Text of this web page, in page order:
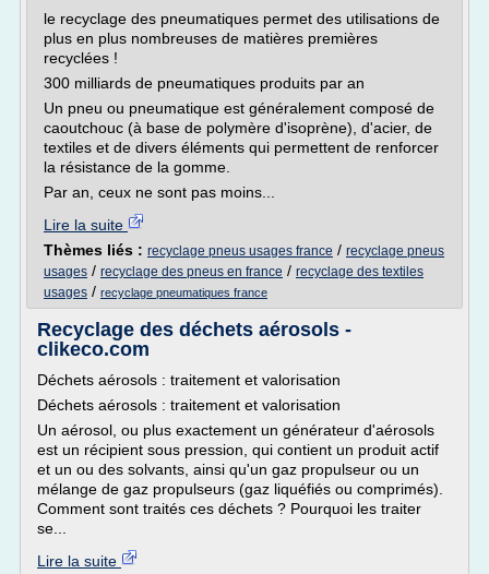
le recyclage des pneumatiques permet des utilisations de
plus en plus nombreuses de matières premières
recyclées !
300 milliards de pneumatiques produits par an
Un pneu ou pneumatique est généralement composé de
caoutchouc (à base de polymère d'isoprène), d'acier, de
textiles et de divers éléments qui permettent de renforcer
la résistance de la gomme.
Par an, ceux ne sont pas moins...
Lire la suite
Thèmes liés : recyclage pneus usages france / recyclage pneus
usages / recyclage des pneus en france / recyclage des textiles
usages / recyclage pneumatiques france
Recyclage des déchets aérosols -
clikeco.com
Déchets aérosols : traitement et valorisation
Déchets aérosols : traitement et valorisation
Un aérosol, ou plus exactement un générateur d'aérosols
est un récipient sous pression, qui contient un produit actif
et un ou des solvants, ainsi qu'un gaz propulseur ou un
mélange de gaz propulseurs (gaz liquéfiés ou comprimés).
Comment sont traités ces déchets ? Pourquoi les traiter
se...
Lire la suite